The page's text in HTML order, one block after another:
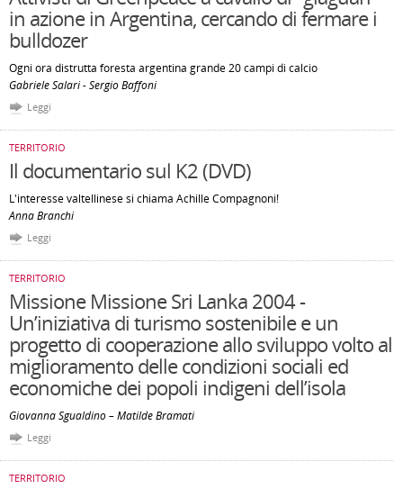
in azione in Argentina, cercando di fermare i
bulldozer
Ogni ora distrutta foresta argentina grande 20 campi di calcio
Gabriele Salari - Sergio Baffoni
Leggi
TERRITORIO
Il documentario sul K2 (DVD)
L'interesse valtellinese si chiama Achille Compagnoni!
Anna Branchi
Leggi
TERRITORIO
Missione Missione Sri Lanka 2004 -
Un’iniziativa di turismo sostenibile e un
progetto di cooperazione allo sviluppo volto al
miglioramento delle condizioni sociali ed
economiche dei popoli indigeni dell’isola
Giovanna Sgualdino – Matilde Bramati
Leggi
TERRITORIO